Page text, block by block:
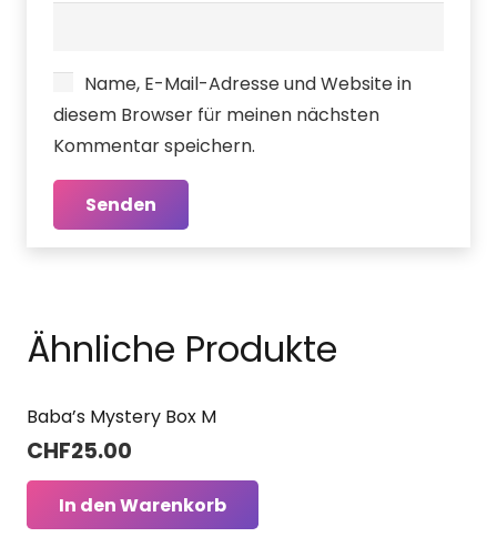
Name, E-Mail-Adresse und Website in
diesem Browser für meinen nächsten
Kommentar speichern.
Ähnliche Produkte
Baba’s Mystery Box M
CHF25.00
In den Warenkorb